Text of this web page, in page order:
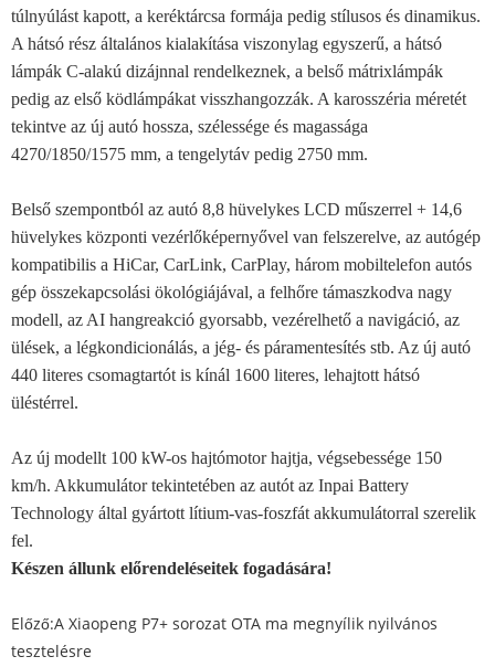
túlnyúlást kapott, a keréktárcsa formája pedig stílusos és dinamikus.
A hátsó rész általános kialakítása viszonylag egyszerű, a hátsó
lámpák C-alakú dizájnnal rendelkeznek, a belső mátrixlámpák
pedig az első ködlámpákat visszhangozzák. A karosszéria méretét
tekintve az új autó hossza, szélessége és magassága
4270/1850/1575 mm, a tengelytáv pedig 2750 mm.
Belső szempontból az autó 8,8 hüvelykes LCD műszerrel + 14,6
hüvelykes központi vezérlőképernyővel van felszerelve, az autógép
kompatibilis a HiCar, CarLink, CarPlay, három mobiltelefon autós
gép összekapcsolási ökológiájával, a felhőre támaszkodva nagy
modell, az AI hangreakció gyorsabb, vezérelhető a navigáció, az
ülések, a légkondicionálás, a jég- és páramentesítés stb. Az új autó
440 literes csomagtartót is kínál 1600 literes, lehajtott hátsó
üléstérrel.
Az új modellt 100 kW-os hajtómotor hajtja, végsebessége 150
km/h. Akkumulátor tekintetében az autót az Inpai Battery
Technology által gyártott lítium-vas-foszfát akkumulátorral szerelik
fel.
Készen állunk előrendeléseitek fogadására!
Előző:A Xiaopeng P7+ sorozat OTA ma megnyílik nyilvános
tesztelésre